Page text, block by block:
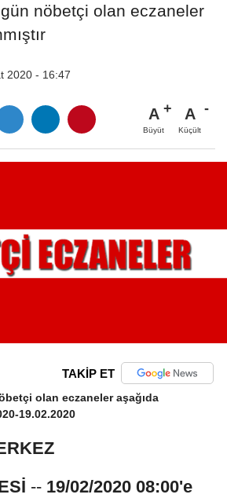
nöbetçi olan eczaneler
2020 - 16:47
A
Büyüt
A
Küçült
TAKİP ET
olan eczaneler aşağıda
19.02.2020
-- 19/02/2020 08:00'e